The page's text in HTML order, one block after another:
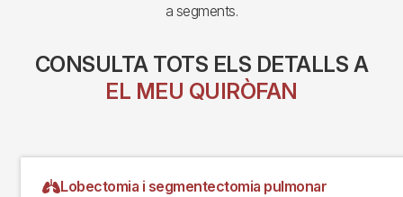
a segments.
CONSULTA TOTS ELS DETALLS A
EL MEU QUIRÒFAN
Lobectomia i segmentectomia pulmonar